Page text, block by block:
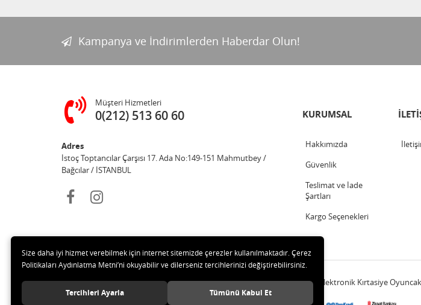
Kampanya ve İndirimlerden Haberdar Olun!
Müşteri Hizmetleri
0(212) 513 60 60
Adres
İstoç Toptancılar Çarşısı 17. Ada No:149-151 Mahmutbey /
Bağcılar / İSTANBUL
KURUMSAL
Hakkımızda
Güvenlik
Teslimat ve İade
Şartları
Kargo Seçenekleri
© 2020 Çetinkaya Elektronik Kırtasiye Oyuncak
Size daha iyi hizmet verebilmek için internet sitemizde çerezler kullanılmaktadır. Çerez
Politikaları Aydınlatma Metni’ni okuyabilir ve dilerseniz tercihlerinizi değiştirebilirsiniz.
Tercihleri Ayarla Tümünü Kabul Et